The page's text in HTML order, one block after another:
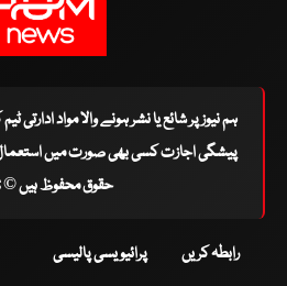
ہم نیوز پر شائع یا نشر ہونے والا مواد
پیشگی اجازت کسی بھی صورت میں استعمال
حقوق محفوظ ہیں © 2026
رابطہ کریں پرائیویسی پالیسی